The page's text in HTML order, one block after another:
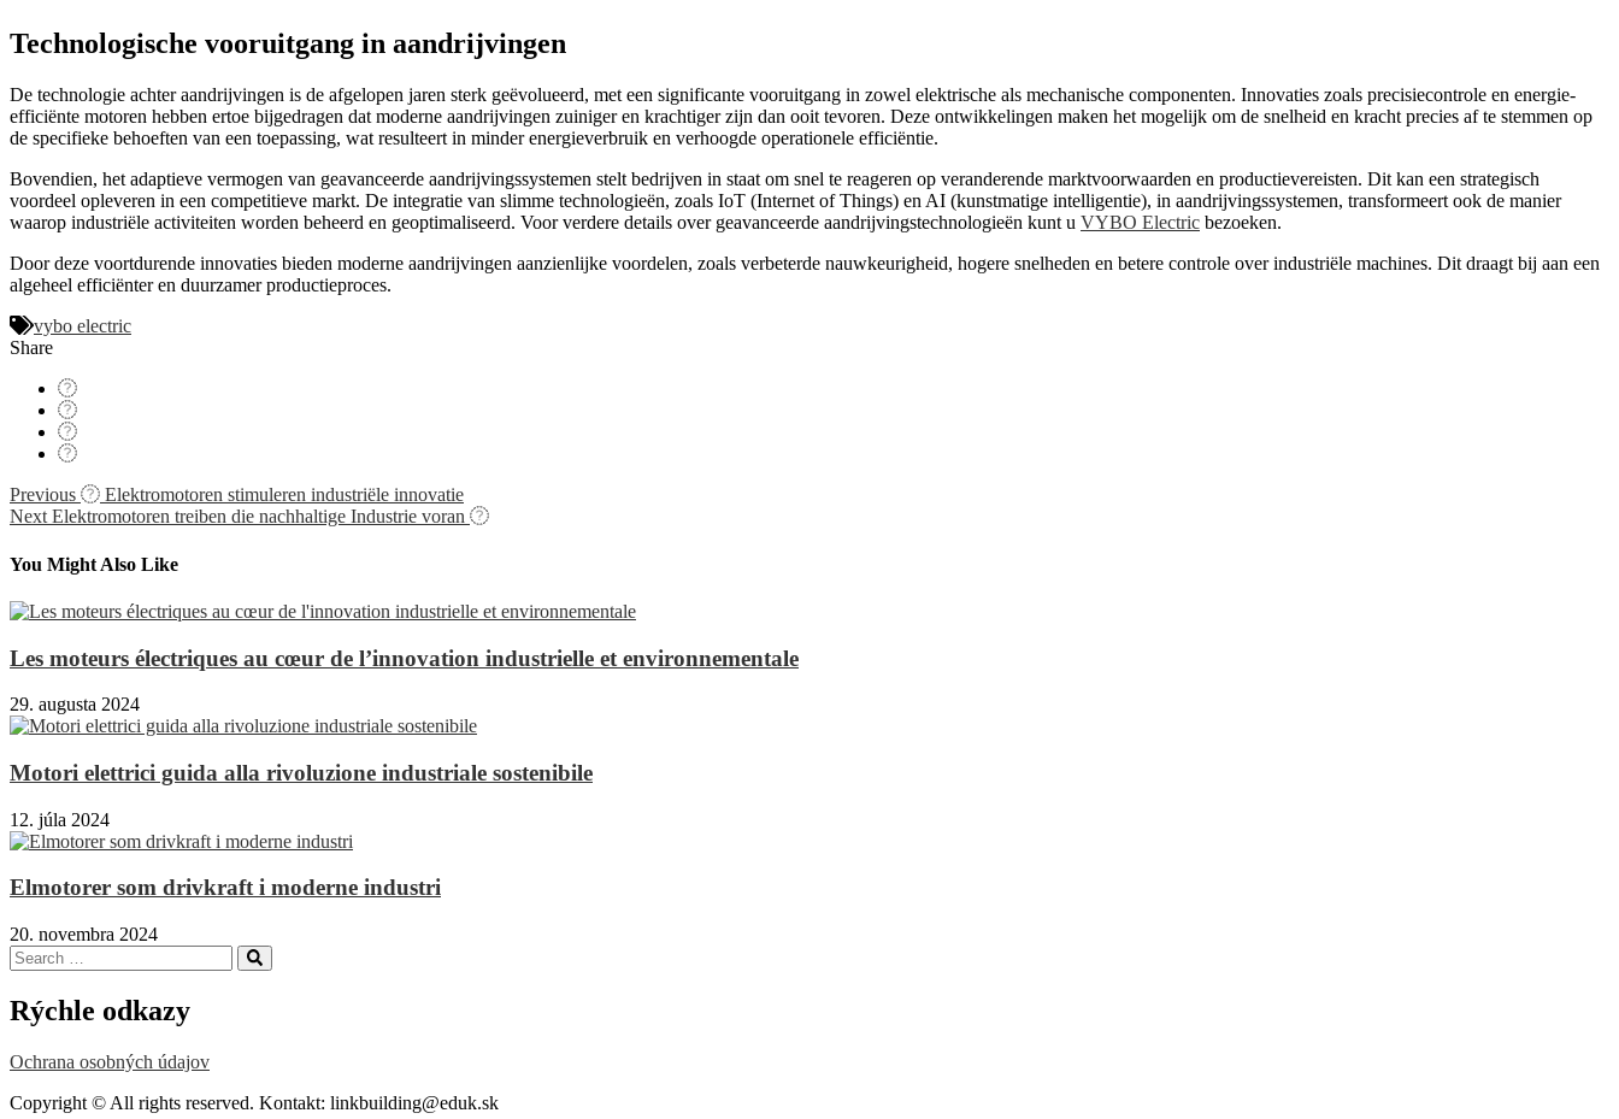
Technologische vooruitgang in aandrijvingen
De technologie achter aandrijvingen is de afgelopen jaren sterk geëvolueerd, met een significante vooruitgang in zowel elektrische als mechanische componenten. Innovaties zoals precisiecontrole en energie-
efficiënte motoren hebben ertoe bijgedragen dat moderne aandrijvingen zuiniger en krachtiger zijn dan ooit tevoren. Deze ontwikkelingen maken het mogelijk om de snelheid en kracht precies af te stemmen op
de specifieke behoeften van een toepassing, wat resulteert in minder energieverbruik en verhoogde operationele efficiëntie.
Bovendien, het adaptieve vermogen van geavanceerde aandrijvingssystemen stelt bedrijven in staat om snel te reageren op veranderende marktvoorwaarden en productievereisten. Dit kan een strategisch
voordeel opleveren in een competitieve markt. De integratie van slimme technologieën, zoals IoT (Internet of Things) en AI (kunstmatige intelligentie), in aandrijvingssystemen, transformeert ook de manier
waarop industriële activiteiten worden beheerd en geoptimaliseerd. Voor verdere details over geavanceerde aandrijvingstechnologieën kunt u VYBO Electric bezoeken.
Door deze voortdurende innovaties bieden moderne aandrijvingen aanzienlijke voordelen, zoals verbeterde nauwkeurigheid, hogere snelheden en betere controle over industriële machines. Dit draagt bij aan een
algeheel efficiënter en duurzamer productieproces.
vybo electric
Share
Navigácia
v
článku
Previous
Elektromotoren stimuleren industriële innovatie
Next Elektromotoren treiben die nachhaltige Industrie voran
You Might Also Like
Les moteurs électriques au cœur de l’innovation industrielle et environnementale
29. augusta 2024
Motori elettrici guida alla rivoluzione industriale sostenibile
12. júla 2024
Elmotorer som drivkraft i moderne industri
20. novembra 2024
Search
for:
Search
Rýchle odkazy
Ochrana osobných údajov
Copyright © All rights reserved. Kontakt: linkbuilding@eduk.sk